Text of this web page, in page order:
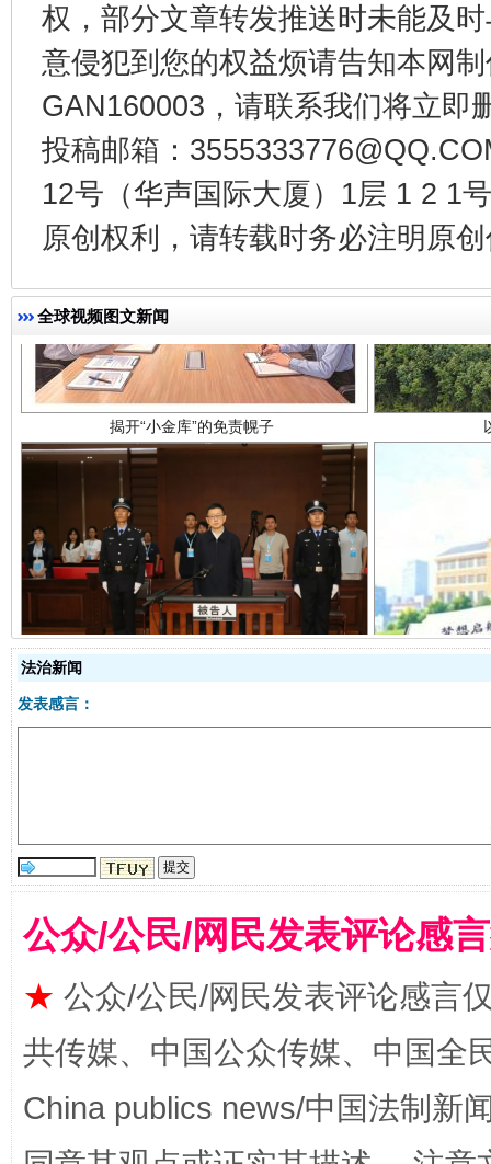
权，部分文章转发推送时未能及
意侵犯到您的权益烦请告知本网
GAN160003，请联系我们将立即
投稿邮箱：
12号（华声国际大厦）1层 1 2 1
原创权利，请转载时务必注明原
全球视频图文新闻
千年窑火 生生不息 一
揭开“小金库”的免责幌子
受贿1.44亿！段成刚被判无期 从幼
全民健身五年计划来了！等你上场
法治新闻
发表感言：
公众/公民/网民发表评论感
★ 公众/公民/网民发表评论感言
共传媒、中国公众传媒、中国全
China publics news/中国法制新